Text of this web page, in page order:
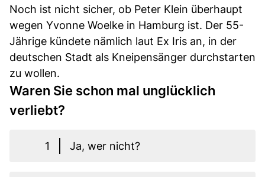
Noch ist nicht sicher, ob Peter Klein überhaupt
wegen Yvonne Woelke in Hamburg ist. Der 55-
Jährige kündete nämlich laut Ex Iris an, in der
deutschen Stadt als Kneipensänger durchstarten
zu wollen.
Waren Sie schon mal unglücklich
verliebt?
1 Ja, wer nicht?